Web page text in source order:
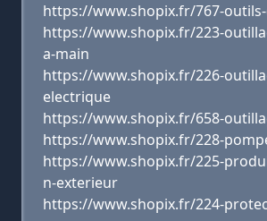
https://www.shopix.fr/767-
https://www.shopix.fr/223-
a-main
https://www.shopix.fr/226-
electrique
https://www.shopix.fr/658-
https://www.shopix.fr/228-
https://www.shopix.fr/225-
n-exterieur
https://www.shopix.fr/224-